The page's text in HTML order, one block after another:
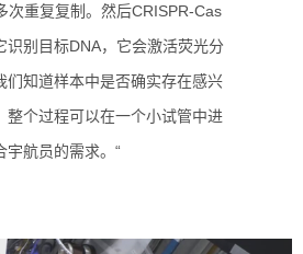
次重复复制。然后CRISPR-Cas
识别目标DNA，它会激活荧光分
们知道样本中是否确实存在感兴
整个过程可以在一个小试管中进
宇航员的需求。“